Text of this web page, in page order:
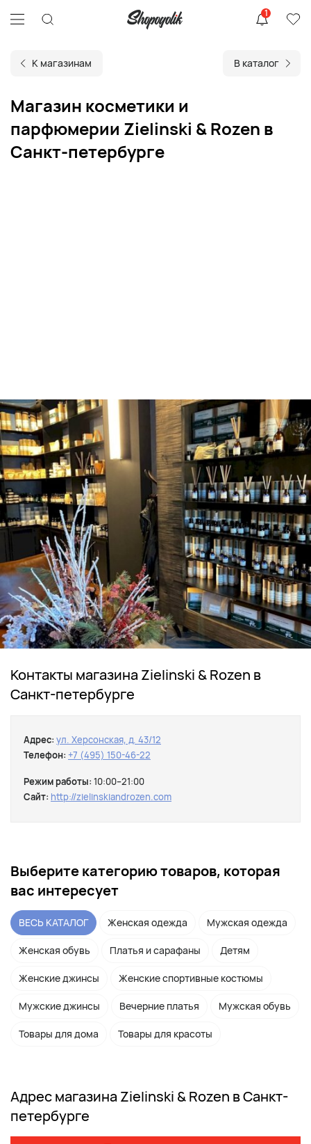
1
К магазинам В каталог
Магазин косметики и
парфюмерии Zielinski & Rozen в
Санкт-петербурге
Контакты магазина Zielinski & Rozen в
Санкт-петербурге
Адрес: ул. Херсонская, д. 43/12
Телефон: +7 (495) 150-46-22
Режим работы: 10:00–21:00
Сайт: http://zielinskiandrozen.com
Выберите категорию товаров, которая
вас интересует
ВЕСЬ КАТАЛОГ Женская одежда Мужская одежда
Женская обувь Платья и сарафаны Детям
Женские джинсы Женские спортивные костюмы
Мужские джинсы Вечерние платья Мужская обувь
Товары для дома Товары для красоты
Адрес магазина Zielinski & Rozen в Санкт-
петербурге